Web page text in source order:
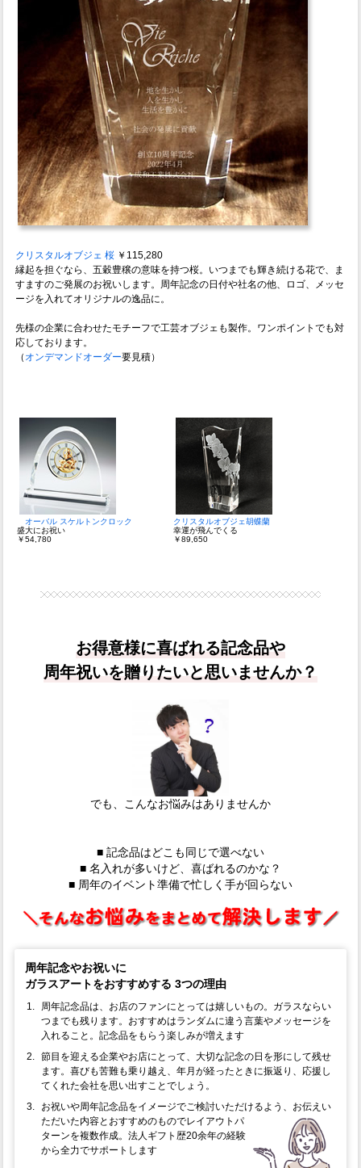
クリスタルオブジェ 桜 ￥115,280
縁起を担ぐなら、五穀豊穣の意味を持つ桜。いつまでも輝き続ける花で、ま
すますのご発展のお祝いします。周年記念の日付や社名の他、ロゴ、メッセ
ージを入れてオリジナルの逸品に。
先様の企業に合わせたモチーフで工芸オブジェも製作。ワンポイントでも対
応しております。
（ オンデマンドオーダー要見積）
オーバル スケルトンクロック
盛大にお祝い
￥54,780
クリスタルオブジェ胡蝶蘭
幸運が飛んでくる
￥89,650
お得意様に喜ばれる記念品や
周年祝いを贈りたいと思いませんか？
でも、こんなお悩みはありませんか
■ 記念品はどこも同じで選べない
■ 名入れが多いけど、喜ばれるのかな？
■ 周年のイベント準備で忙しく手が回らない
周年記念やお祝いに
ガラスアートをおすすめする 3つの理由
周年記念品は、お店のファンにとっては嬉しいもの。ガラスならい
つまでも残ります。おすすめはランダムに違う言葉やメッセージを
入れること。記念品をもらう楽しみが増えます
節目を迎える企業やお店にとって、大切な記念の日を形にして残せ
ます。喜びも苦難も乗り越え、年月が経ったときに振返り、応援し
てくれた会社を思い出すことでしょう。
お祝いや周年記念品をイメージでご検討いただけるよう、お伝えい
ただいた内容と おすすめのものでレイアウトパ
ターンを複数作成。法人ギフト歴20余年の経験
から全力でサポートします